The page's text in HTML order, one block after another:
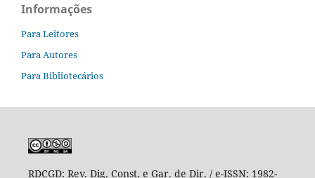
Informações
Para Leitores
Para Autores
Para Bibliotecários
RDCGD: Rev. Dig. Const. e Gar. de Dir. / e-ISSN: 1982-